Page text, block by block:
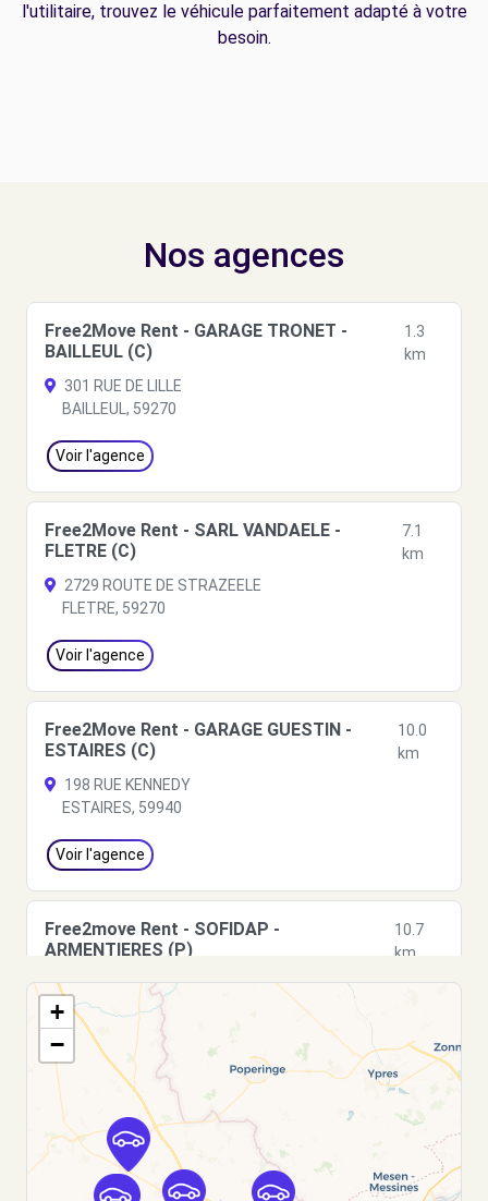
l'utilitaire, trouvez le véhicule parfaitement adapté à votre
besoin.
Nos agences
Free2Move Rent - GARAGE TRONET -
BAILLEUL (C)
1.3
km
301 RUE DE LILLE
BAILLEUL, 59270
Voir l'agence
Free2Move Rent - SARL VANDAELE -
FLETRE (C)
7.1
km
2729 ROUTE DE STRAZEELE
FLETRE, 59270
Voir l'agence
Free2Move Rent - GARAGE GUESTIN -
ESTAIRES (C)
10.0
km
198 RUE KENNEDY
ESTAIRES, 59940
Voir l'agence
Free2move Rent - SOFIDAP -
ARMENTIERES (P)
10.7
km
29 AVENUE PIERRE BROSSOLETTE
ARMENTIERES, FR-59, 59280
Voir l'agence
Free2Move Rent - CATTEAU -
ARMENTIERES (C)
10.8
143 RUE DU KEMMEL
+
−